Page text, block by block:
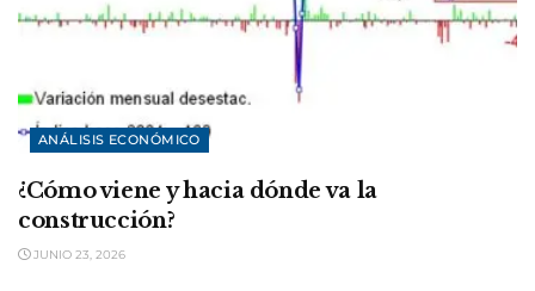
ANÁLISIS ECONÓMICO
¿Cómo viene y hacia dónde va la
construcción?
JUNIO 23, 2026